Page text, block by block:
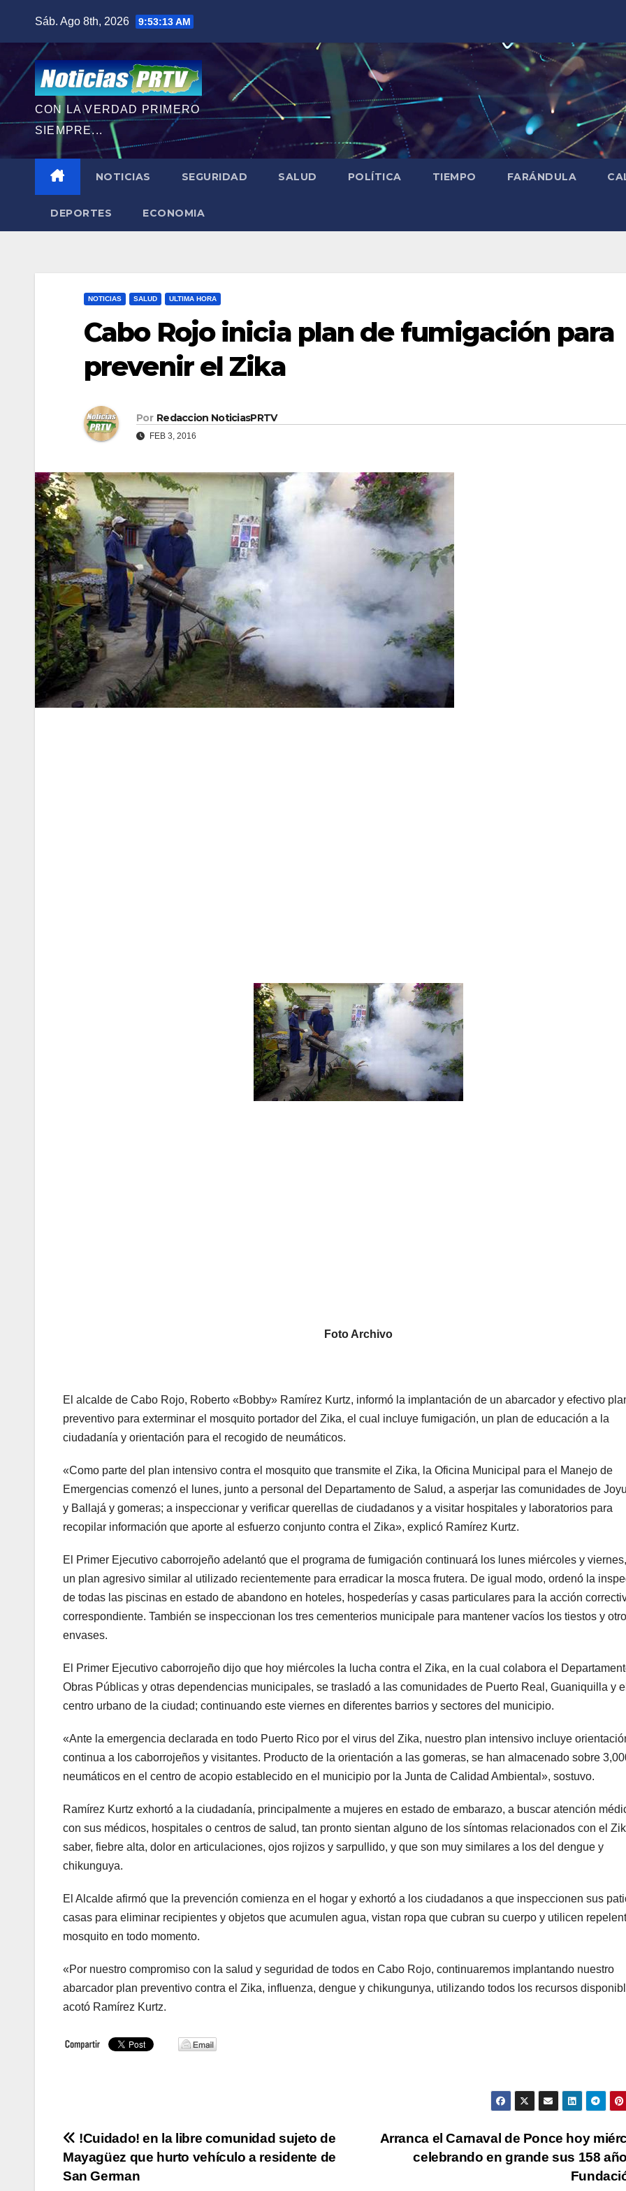
contenido
Sáb. Ago 8th, 2026 9:53:14 AM
CON LA VERDAD PRIMERO
SIEMPRE...
NOTICIAS SEGURIDAD SALUD POLÍTICA TIEMPO FARÁNDULA
DEPORTES ECONOMIA
NOTICIAS SALUD ULTIMA HORA
Cabo Rojo inicia plan de fumigación para
prevenir el Zika
Por Redaccion NoticiasPRTV
FEB 3, 2016
Foto Archivo
El alcalde de Cabo Rojo, Roberto «Bobby» Ramírez Kurtz, informó la implantación de un abarcador y efectivo
preventivo para exterminar el mosquito portador del Zika, el cual incluye fumigación, un plan de educación a la
ciudadanía y orientación para el recogido de neumáticos.
«Como parte del plan intensivo contra el mosquito que transmite el Zika, la Oficina Municipal para el Manejo de
Emergencias comenzó el lunes, junto a personal del Departamento de Salud, a asperjar las comunidades de
y Ballajá y gomeras; a inspeccionar y verificar querellas de ciudadanos y a visitar hospitales y laboratorios para
recopilar información que aporte al esfuerzo conjunto contra el Zika», explicó Ramírez Kurtz.
El Primer Ejecutivo caborrojeño adelantó que el programa de fumigación continuará los lunes miércoles y
un plan agresivo similar al utilizado recientemente para erradicar la mosca frutera. De igual modo, ordenó la
de todas las piscinas en estado de abandono en hoteles, hospederías y casas particulares para la acción
correspondiente. También se inspeccionan los tres cementerios municipale para mantener vacíos los tiestos y
envases.
El Primer Ejecutivo caborrojeño dijo que hoy miércoles la lucha contra el Zika, en la cual colabora el
Obras Públicas y otras dependencias municipales, se trasladó a las comunidades de Puerto Real, Guaniquilla y el
centro urbano de la ciudad; continuando este viernes en diferentes barrios y sectores del municipio.
«Ante la emergencia declarada en todo Puerto Rico por el virus del Zika, nuestro plan intensivo incluye
continua a los caborrojeños y visitantes. Producto de la orientación a las gomeras, se han almacenado sobre
neumáticos en el centro de acopio establecido en el municipio por la Junta de Calidad Ambiental», sostuvo.
Ramírez Kurtz exhortó a la ciudadanía, principalmente a mujeres en estado de embarazo, a buscar atención
con sus médicos, hospitales o centros de salud, tan pronto sientan alguno de los síntomas relacionados con el
saber, fiebre alta, dolor en articulaciones, ojos rojizos y sarpullido, y que son muy similares a los del dengue y
chikunguya.
El Alcalde afirmó que la prevención comienza en el hogar y exhortó a los ciudadanos a que inspeccionen sus
casas para eliminar recipientes y objetos que acumulen agua, vistan ropa que cubran su cuerpo y utilicen
mosquito en todo momento.
«Por nuestro compromiso con la salud y seguridad de todos en Cabo Rojo, continuaremos implantando nuestro
abarcador plan preventivo contra el Zika, influenza, dengue y chikungunya, utilizando todos los recursos
acotó Ramírez Kurtz.
Navegación
de
Arranca el Carnaval de Ponce hoy
celebrando en grande sus 158
!Cuidado! en la libre comunidad sujeto de
Mayagüez que hurto vehículo a residente de
San German